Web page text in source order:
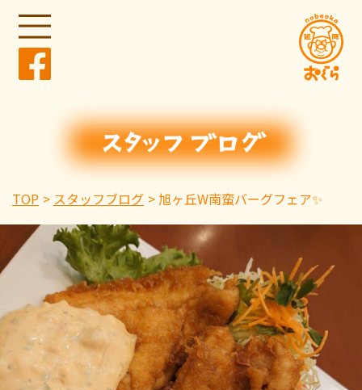
TOP スタッフブログ 旭ヶ丘W南蛮バーグフェア✨️